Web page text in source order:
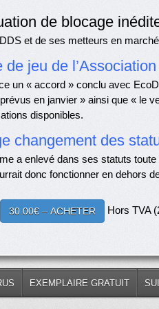
de blocage
et de ses metteurs en
de jeu de
un « accord » conclu avec
en janvier » ainsi que « le
disponibles.
changement des
a enlevé dans ses statuts
donc fonctionner en dehors
30.00€ – ACHETER Hors TVA
EXEMPLAIRE GRATUIT